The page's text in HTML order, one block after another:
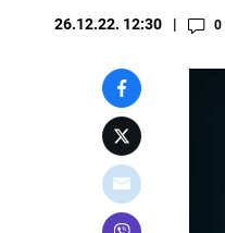
26.12.22. 12:30 0